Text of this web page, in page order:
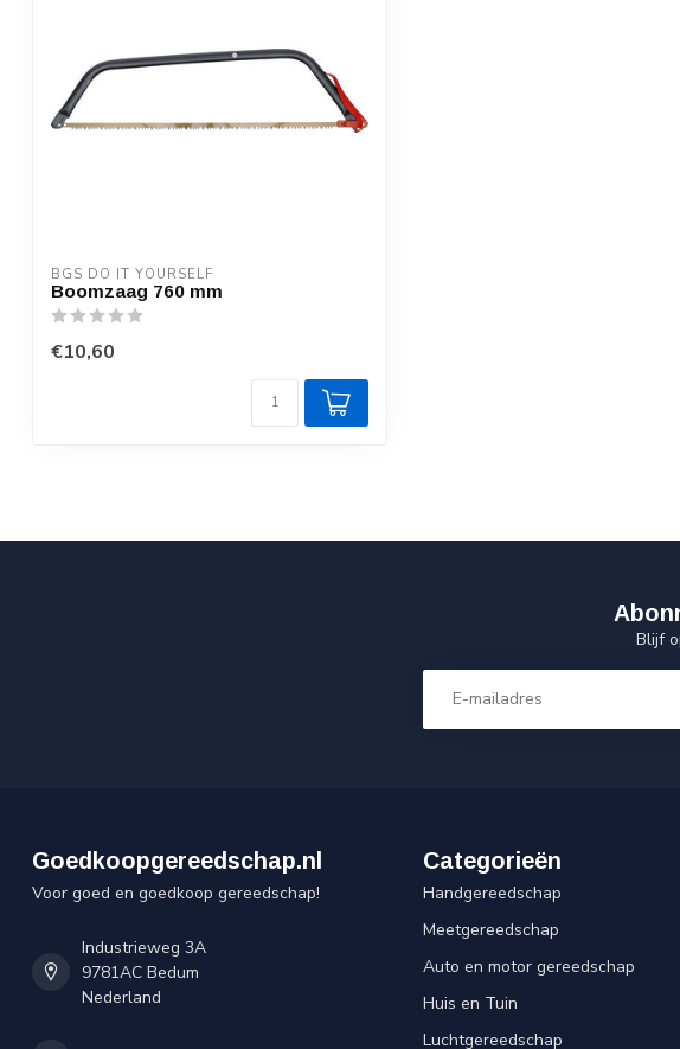
BGS DO IT YOURSELF
Boomzaag 760 mm
€10,60
Blijf
Goedkoopgereedschap.nl
Voor goed en goedkoop gereedschap!
Industrieweg 3A
9781AC Bedum
Nederland
Categorieën
Handgereedschap
Meetgereedschap
Auto en motor gereedschap
Huis en Tuin
Luchtgereedschap